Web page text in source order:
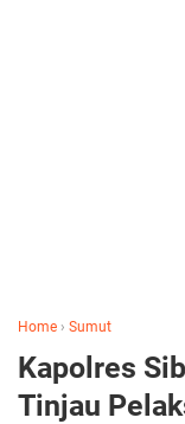
Home › Sumut
Kapolres
Tinjau